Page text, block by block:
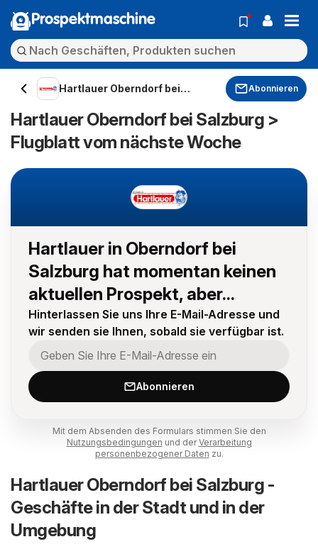
Prospektmaschine
Hartlauer Oberndorf bei
Abonnieren
Hartlauer Oberndorf bei Salzburg >
Flugblatt vom nächste Woche
Hartlauer in Oberndorf bei
Salzburg hat momentan keinen
aktuellen Prospekt, aber...
Hinterlassen Sie uns Ihre E-Mail-Adresse und
wir senden sie Ihnen, sobald sie verfügbar ist.
Abonnieren
Mit dem Absenden des Formulars stimmen Sie den
Nutzungsbedingungen und derVerarbeitung
personenbezogener Daten zu.
Hartlauer Oberndorf bei Salzburg -
Geschäfte in der Stadt und in der
Umgebung